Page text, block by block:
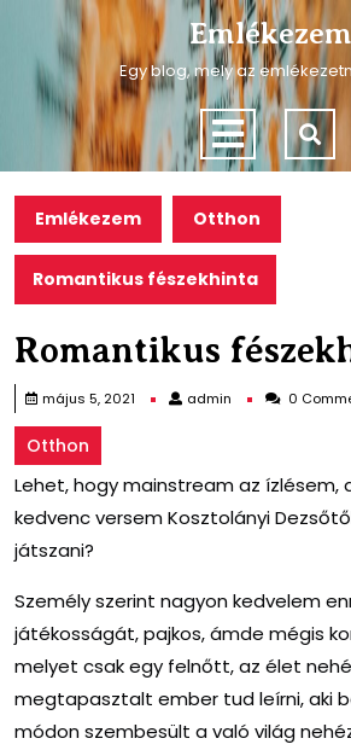
content
Emlékezem
Egy blog, mely az
Open
Menu
Emlékezem Otthon
Romantikus fészekhinta
Romantikus
május 5, 2021 admin admin 0
Otthon
Lehet, hogy mainstream az ízlésem,
kedvenc versem Kosztolányi
játszani?
Személy szerint nagyon kedvelem
játékosságát, pajkos, ámde mégis
melyet csak egy felnőtt, az élet
megtapasztalt ember tud leírni, aki
módon szembesült a való világ